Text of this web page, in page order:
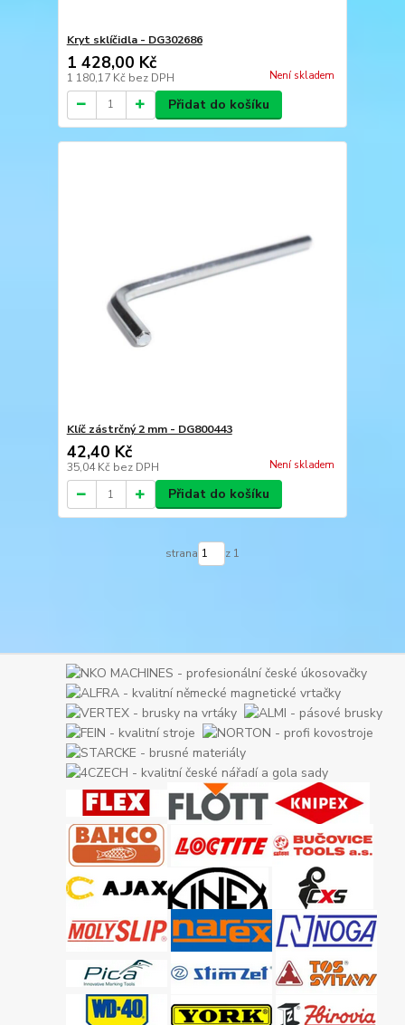
Kryt sklíčidla - DG302686
1 428,00 Kč
1 180,17 Kč bez DPH Není skladem
Přidat do košíku
Klíč zástrčný 2 mm - DG800443
42,40 Kč
35,04 Kč bez DPH Není skladem
Přidat do košíku
strana z 1